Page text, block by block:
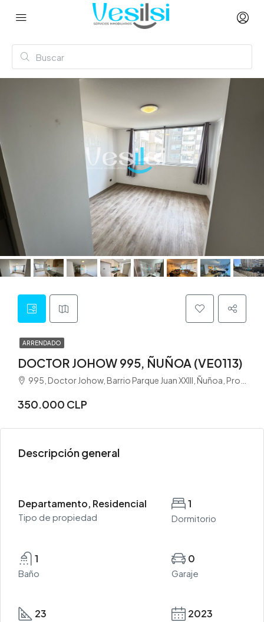
ARRENDADO
DOCTOR JOHOW 995, ÑUÑOA (VE0113)
995, Doctor Johow, Barrio Parque Juan XXIII, Ñuñoa, Provincia de Santiago, Región Metropolitana de Santiago, 7750000, Chile
350.000 CLP
Descripción general
Departamento, Residencial
Tipo de propiedad
1
Dormitorio
1
Baño
0
Garaje
23 2023